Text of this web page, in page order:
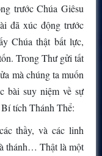
trước Chúa Giêsu
đã xúc động trước
Chúa thật bất lực,
Trong Thư gửi tất
mà chúng ta muốn
bài suy niệm về sự
tích Thánh Thể:
thầy, và các linh
thánh… Thật là một